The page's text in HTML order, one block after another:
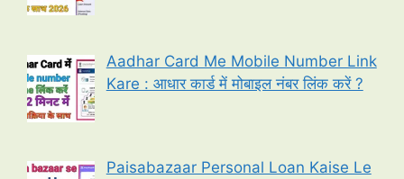
Aadhar Card Me Mobile Number Link
Kare : आधार कार्ड में मोबाइल नंबर लिंक करें ?
Paisabazaar Personal Loan Kaise Le